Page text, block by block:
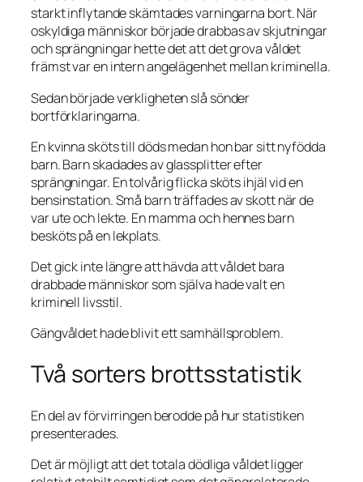
starkt inflytande skämtades varningarna bort. När
oskyldiga människor började drabbas av skjutningar
och sprängningar hette det att det grova våldet
främst var en intern angelägenhet mellan kriminella.
Sedan började verkligheten slå sönder
bortförklaringarna.
En kvinna sköts till döds medan hon bar sitt nyfödda
barn. Barn skadades av glassplitter efter
sprängningar. En tolvårig flicka sköts ihjäl vid en
bensinstation. Små barn träffades av skott när de
var ute och lekte. En mamma och hennes barn
besköts på en lekplats.
Det gick inte längre att hävda att våldet bara
drabbade människor som själva hade valt en
kriminell livsstil.
Gängvåldet hade blivit ett samhällsproblem.
Två sorters brottsstatistik
En del av förvirringen berodde på hur statistiken
presenterades.
Det är möjligt att det totala dödliga våldet ligger